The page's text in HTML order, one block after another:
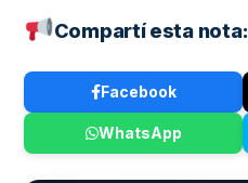
Compartí esta nota:
Facebook
WhatsApp